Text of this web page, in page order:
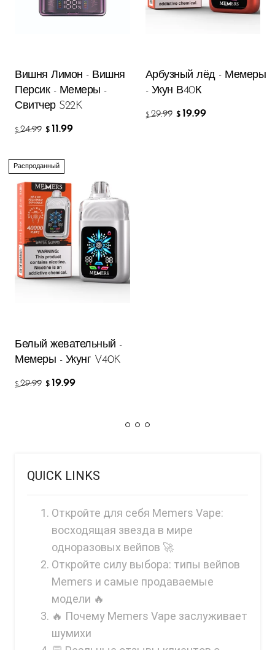
Вишня Лимон - Вишня
Персик - Мемеры -
Свитчер S22K
$ 24.99 $ 11.99
Арбузный лёд - Мемеры
- Укун В40К
$ 29.99 $ 19.99
Распроданный
Белый жевательный -
Мемеры - Укунг V40K
$ 29.99 $ 19.99
QUICK LINKS
Откройте для себя Memers Vape:
восходящая звезда в мире
одноразовых вейпов 🚀
Откройте силу выбора: типы вейпов
Memers и самые продаваемые
модели 🔥
🔥 Почему Memers Vape заслуживает
шумихи